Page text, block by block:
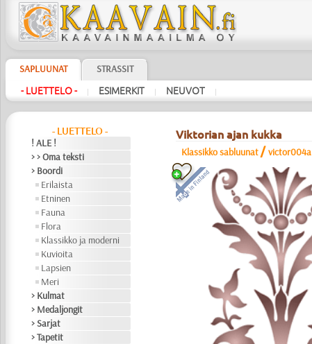
SAPLUUNAT STRASSIT
- LUETTELO - | ESIMERKIT | NEUVOT |
- LUETTELO -
! ALE !
> > Oma teksti
> Boordi
Erilaista
Etninen
Fauna
Flora
Klassikko ja moderni
Kuvioita
Lapsien
Meri
> Kulmat
> Medaljongit
> Sarjat
> Tapetit
Viktorian ajan kukka
Klassikko sabluunat /victor004a